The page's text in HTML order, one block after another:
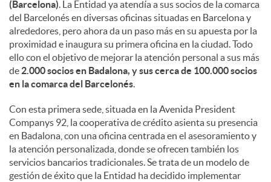
c
i
a
l
(Barcelona). La Entidad ya atendía a sus socios de la comarca
del Barcelonés en diversas oficinas situadas en Barcelona y
alrededores, pero ahora da un paso más en su apuesta por la
proximidad e inaugura su primera oficina en la ciudad. Todo
ello con el objetivo de mejorar la atención personal a sus más
de 2.000 socios en Badalona, y sus cerca de 100.000 socios
en la comarca del Barcelonés.
Con esta primera sede, situada en la Avenida President
Companys 92, la cooperativa de crédito asienta su presencia
en Badalona, con una oficina centrada en el asesoramiento y
la atención personalizada, donde se ofrecen también los
servicios bancarios tradicionales. Se trata de un modelo de
gestión de éxito que la Entidad ha decidido implementar